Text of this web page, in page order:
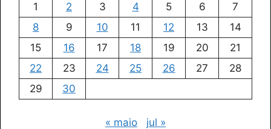
1
2 3 4 5 6
7
8
9 10 11 12 13
14
15
16 17 18 19 20
21
22
23 24 25 26 27
28
29
30
« maio jul »